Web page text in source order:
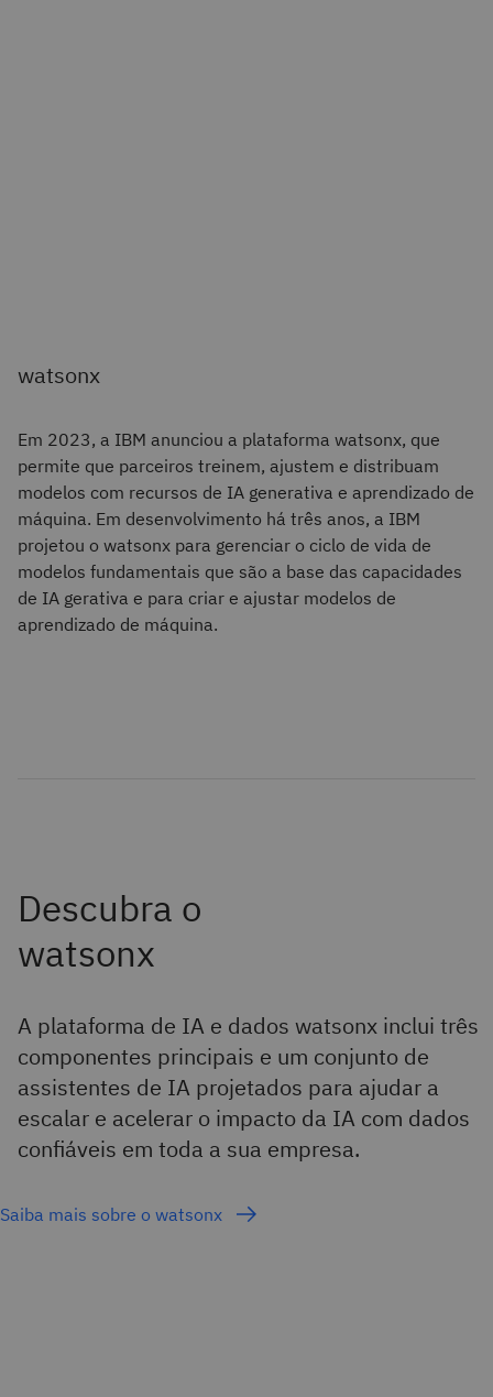
watsonx
Em 2023, a IBM anunciou a plataforma watsonx, que
permite que parceiros treinem, ajustem e distribuam
modelos com recursos de IA generativa e aprendizado de
máquina. Em desenvolvimento há três anos, a IBM
projetou o watsonx para gerenciar o ciclo de vida de
modelos fundamentais que são a base das capacidades
de IA gerativa e para criar e ajustar modelos de
aprendizado de máquina.
A plataforma de IA e dados watsonx inclui três
componentes principais e um conjunto de
assistentes de IA projetados para ajudar a
escalar e acelerar o impacto da IA com dados
confiáveis em toda a sua empresa.
Saiba mais sobre o watsonx